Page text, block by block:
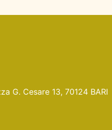
G. Cesare 13, 70124 BARI